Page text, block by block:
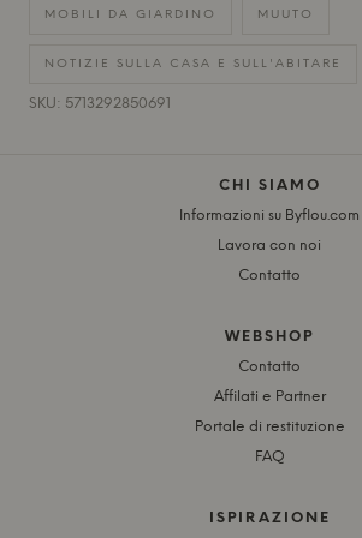
MOBILI DA GIARDINO MUUTO
NOTIZIE SULLA CASA E SULL'ABITARE
SKU: 5713292850691
CHI SIAMO
Informazioni su Byflou.com
Lavora con noi
Contatto
WEBSHOP
Contatto
Affilati e Partner
Portale di restituzione
FAQ
ISPIRAZIONE